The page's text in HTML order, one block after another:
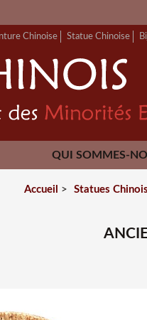
Chinoise Statue Chinoise
QUI SOMMES-
Accueil > Statues